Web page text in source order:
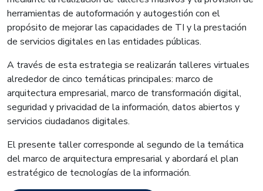
herramientas de autoformación y autogestión con el
propósito de mejorar las capacidades de TI y la prestación
de servicios digitales en las entidades públicas.
A través de esta estrategia se realizarán talleres virtuales
alrededor de cinco temáticas principales: marco de
arquitectura empresarial, marco de transformación digital,
seguridad y privacidad de la información, datos abiertos y
servicios ciudadanos digitales.
El presente taller corresponde al segundo de la temática
del marco de arquitectura empresarial y abordará el plan
estratégico de tecnologías de la información.